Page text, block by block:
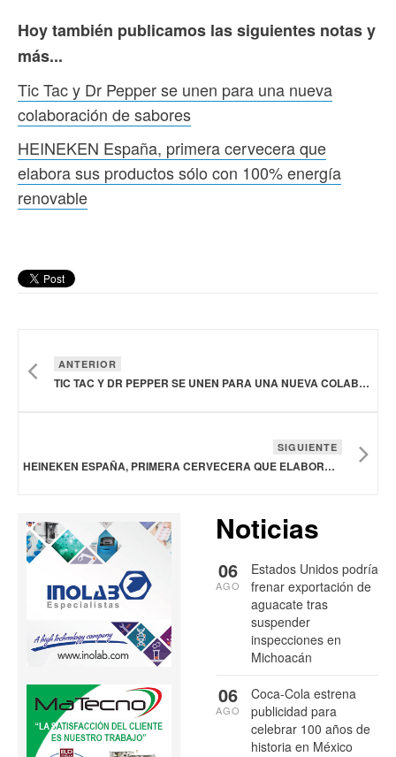
Hoy también publicamos las siguientes notas y
más...
Tic Tac y Dr Pepper se unen para una nueva
colaboración de sabores
HEINEKEN España, primera cervecera que
elabora sus productos sólo con 100% energía
renovable
ANTERIOR
TIC TAC Y DR PEPPER SE UNEN PARA UNA NUEVA COLABORACIÓN DE SABORES
SIGUIENTE
HEINEKEN ESPAÑA, PRIMERA CERVECERA QUE ELABORA SUS PRODUCTOS SÓLO CON 100% ENERGÍA RENOVABLE
Noticias
Estados Unidos podría
frenar exportación de
aguacate tras
suspender
inspecciones en
Michoacán
06
AGO
Coca-Cola estrena
publicidad para
celebrar 100 años de
historia en México
06
AGO